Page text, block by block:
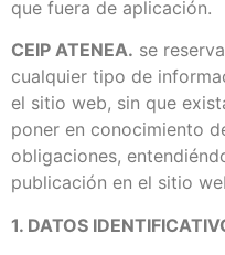
que fuera de aplicación.
CEIP ATENEA. se
cualquier tipo de
el sitio web, sin que
poner en conocimiento
obligaciones,
publicación en el sitio
1. DATOS